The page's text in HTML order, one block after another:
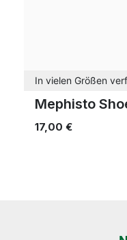
In vielen Größen
Mephisto
17,00 €